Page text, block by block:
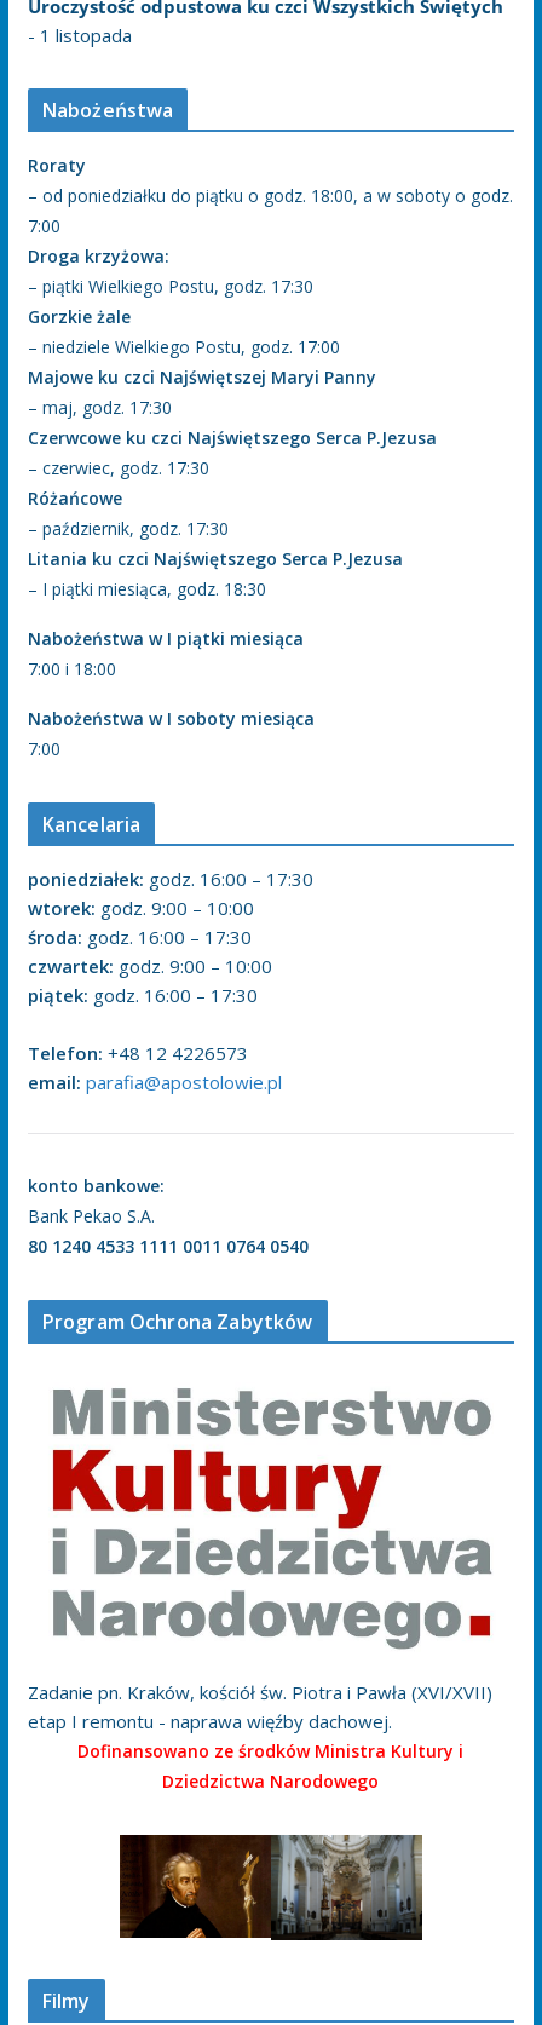
Uroczystość odpustowa ku czci Wszystkich Świętych
- 1 listopada
Nabożeństwa
Roraty
– od poniedziałku do piątku o godz. 18:00, a w soboty o godz.
7:00
Droga krzyżowa:
– piątki Wielkiego Postu, godz. 17:30
Gorzkie żale
– niedziele Wielkiego Postu, godz. 17:00
Majowe ku czci Najświętszej Maryi Panny
– maj, godz. 17:30
Czerwcowe ku czci Najświętszego Serca P.Jezusa
– czerwiec, godz. 17:30
Różańcowe
– październik, godz. 17:30
Litania ku czci Najświętszego Serca P.Jezusa
– I piątki miesiąca, godz. 18:30
Nabożeństwa w I piątki miesiąca
7:00 i 18:00
Nabożeństwa w I soboty miesiąca
7:00
Kancelaria
poniedziałek: godz. 16:00 – 17:30
wtorek: godz. 9:00 – 10:00
środa: godz. 16:00 – 17:30
czwartek: godz. 9:00 – 10:00
piątek: godz. 16:00 – 17:30
Telefon: +48 12 4226573
email: parafia@apostolowie.pl
konto bankowe:
Bank Pekao S.A.
80 1240 4533 1111 0011 0764 0540
Program Ochrona Zabytków
Zadanie pn. Kraków, kościół św. Piotra i Pawła (XVI/XVII)
etap I remontu - naprawa więźby dachowej.
Dofinansowano ze środków Ministra Kultury i
Dziedzictwa Narodowego
Filmy